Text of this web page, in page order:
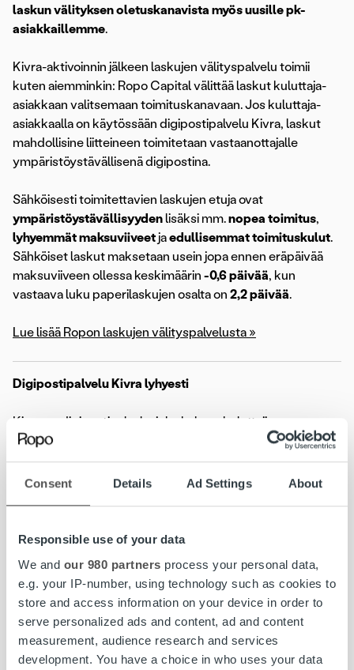
Consent Details Ad Settings About
Responsible use of your data
We and our 980 partners process your personal data,
e.g. your IP-number, using technology such as cookies to
store and access information on your device in order to
serve personalized ads and content, ad and content
measurement, audience research and services
development. You have a choice in who uses your data
laskun välityksen oletuskanavista myös uusille pk-
asiakkaillemme.
Kivra-aktivoinnin jälkeen laskujen välityspalvelu toimii
kuten aiemminkin: Ropo Capital välittää laskut kuluttaja-
asiakkaan valitsemaan toimituskanavaan. Jos kuluttaja-
asiakkaalla on käytössään digipostipalvelu Kivra, laskut
mahdollisine liitteineen toimitetaan vastaanottajalle
ympäristöystävällisenä digipostina.
Sähköisesti toimitettavien laskujen etuja ovat
ympäristöystävällisyydenlisäksi mm.nopea toimitus,
lyhyemmät maksuviiveetjaedullisemmat toimituskulut.
Sähköiset laskut maksetaan usein jopa ennen eräpäivää
maksuviiveen ollessa keskimäärin -0,6 päivää, kun
vastaava luku paperilaskujen osalta on 2,2 päivää.
Lue lisää Ropon laskujen välityspalvelusta »
Digipostipalvelu Kivra lyhyesti
Kivra on digipostipalvelu, joka kokoaa kuluttajien
pirstaloituneen dokumenttien hallinnan yhteen
saavutettavaan ja ympäristöystävälliseen palveluun.
Yritykset ja organisaatiot voivat lähettää Kivraan digipostia
pääsyliput. Palvelu on kuluttajille täysin ilmainen.
90 % Kivraan saapuneesta digipostista luetaan heti
postin saavuttua
Toimitukset perille kerralla oikein ja oikeaan aikaan –
vähentäen yhteydenottoja asiakaspalvelukanaviin
65 % Kivrassa maksetuista laskuista maksetaan ennen